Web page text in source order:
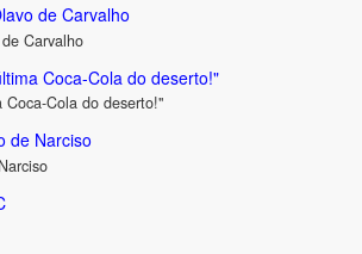
de Carvalho
Carvalho
Coca-Cola do deserto!"
Coca-Cola do deserto!"
de Narciso